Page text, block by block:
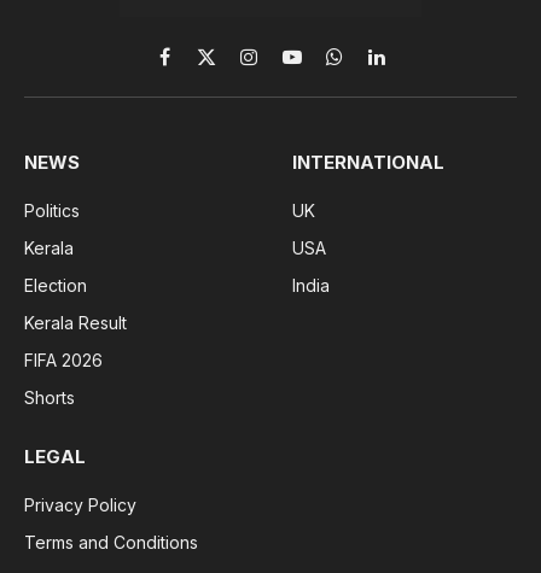
Facebook
X
(Twitter)
InstagramYouTubeWhatsAppLinkedIn
NEWS
Politics
Kerala
Election
Kerala Result
FIFA 2026
Shorts
INTERNATIONAL
UK
USA
India
LEGAL
Privacy Policy
Terms and Conditions